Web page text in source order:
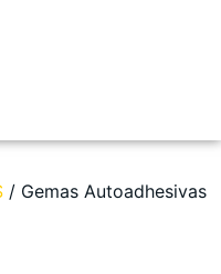
/ Gemas Autoadhesivas